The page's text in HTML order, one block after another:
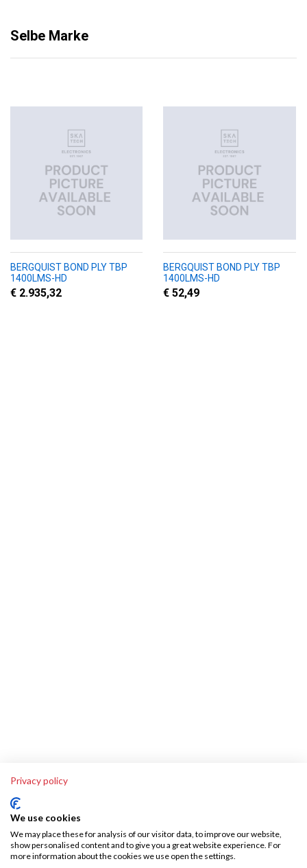
Selbe Marke
BERGQUIST BOND PLY TBP
1400LMS-HD
€ 2.935,32
BERGQUIST BOND PLY TBP
1400LMS-HD
€ 52,49
Privacy policy
We use cookies
We may place these for analysis of our visitor data, to improve our website,
show personalised content and to give you a great website experience. For
more information about the cookies we use open the settings.